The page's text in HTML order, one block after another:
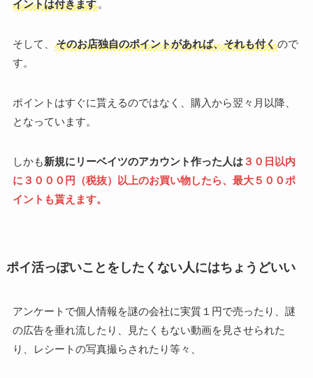
イントは付きます。
そして、 そのお店独自のポイントがあれば、それも付くので
す。
ポイントはすぐに貰えるのではなく、購入から翌々月以降、
となっています。
しかも新規にリーベイツのアカウント作った人は３０日以内
に３０００円（税抜）以上のお買い物したら、最大５００ポ
イントも貰えます。
ポイ活っぽいことをしたくない人にはちょうどいい
アンケートで個人情報を謎の会社に実質１円で売ったり、謎
の広告を垂れ流したり、見たくもない動画を見させられた
り、レシートの写真撮らされたり等々、